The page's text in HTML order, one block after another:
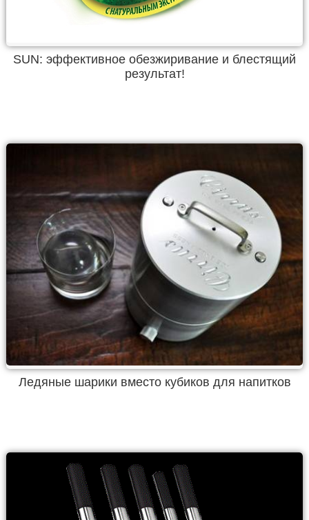
SUN: эффективное обезжиривание и блестящий
результат!
Ледяные шарики вместо кубиков для напитков